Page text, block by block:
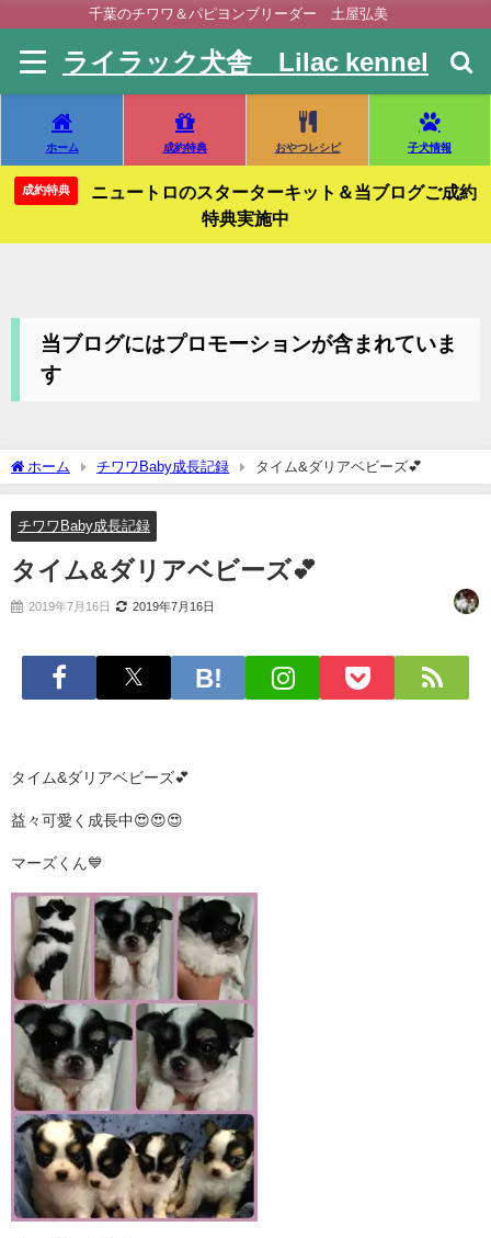
千葉のチワワ＆パピヨンブリーダー 土屋弘美
ライラック犬舎 Lilac kennel
ホーム 成約特典 おやつレシピ 子犬情報
成約特典
ニュートロのスターターキット＆当ブログご成約
特典実施中
当ブログにはプロモーションが含まれていま
す
ホーム チワワBaby成長記録 タイム&ダリアベビーズ💕
チワワBaby成長記録
タイム&ダリアベビーズ💕
2019年7月16日 2019年7月16日
タイム&ダリアベビーズ💕
益々可愛く成長中😍😍😍
マーズくん💙